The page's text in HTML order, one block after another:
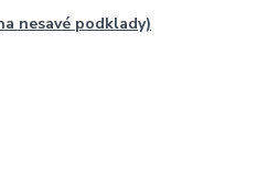
nesavé podklady)